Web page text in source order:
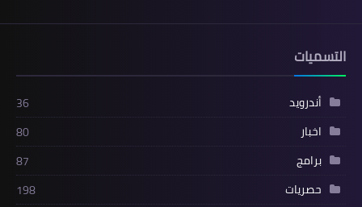
التسميات
أندرويد
36
اخبار
80
برامج
87
حصريات
198